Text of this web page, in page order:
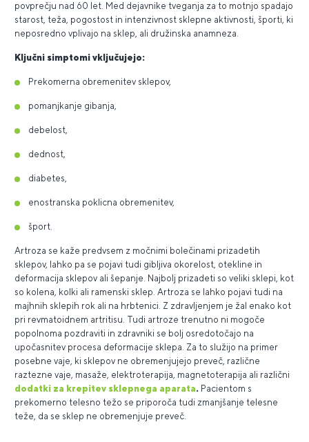
povprečju nad 60 let. Med dejavnike tveganja za to motnjo spadajo
starost, teža, pogostost in intenzivnost sklepne aktivnosti, športi, ki
neposredno vplivajo na sklep, ali družinska anamneza.
Ključni simptomi vključujejo:
Prekomerna obremenitev sklepov,
pomanjkanje gibanja,
debelost,
dednost,
diabetes,
enostranska poklicna obremenitev,
šport.
Artroza se kaže predvsem z močnimi bolečinami prizadetih
sklepov, lahko pa se pojavi tudi gibljiva okorelost, otekline in
deformacija sklepov ali šepanje. Najbolj prizadeti so veliki sklepi, kot
so kolena, kolki ali ramenski sklep. Artroza se lahko pojavi tudi na
majhnih sklepih rok ali na hrbtenici. Z zdravljenjem je žal enako kot
pri revmatoidnem artritisu. Tudi artroze trenutno ni mogoče
popolnoma pozdraviti in zdravniki se bolj osredotočajo na
upočasnitev procesa deformacije sklepa. Za to služijo na primer
posebne vaje, ki sklepov ne obremenjujejo preveč, različne
raztezne vaje, masaže, elektroterapija, magnetoterapija ali različni
dodatki za krepitev sklepnega aparata. Pacientom s
prekomerno telesno težo se priporoča tudi zmanjšanje telesne
teže, da se sklep ne obremenjuje preveč.